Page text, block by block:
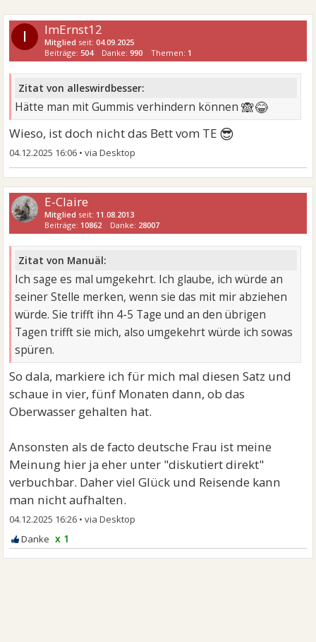
I ImErnst12
Mitglied seit:04.09.2025
Beiträge:504 Danke:990 Themen: 1
Zitat von alleswirdbesser:
Hätte man mit Gummis verhindern können🙈😂
Wieso, ist doch nicht das Bett vom TE 😎
04.12.2025 16:06 •
E-Claire
Mitglied seit: 11.08.2013
Beiträge: 10862 Danke: 28007
Zitat von Manuäl:
Ich sage es mal umgekehrt. Ich glaube, ich würde an
seiner Stelle merken, wenn sie das mit mir abziehen
würde. Sie trifft ihn 4-5 Tage und an den übrigen
Tagen trifft sie mich, also umgekehrt würde ich sowas
spüren.
So dala, markiere ich für mich mal diesen Satz und
schaue in vier, fünf Monaten dann, ob das
Oberwasser gehalten hat.
Ansonsten als de facto deutsche Frau ist meine
Meinung hier ja eher unter "diskutiert direkt"
verbuchbar. Daher viel Glück und Reisende kann
man nicht aufhalten.
04.12.2025 16:26 •
x 1